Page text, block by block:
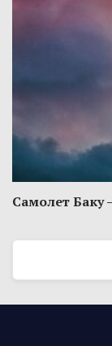
Самолет Баку